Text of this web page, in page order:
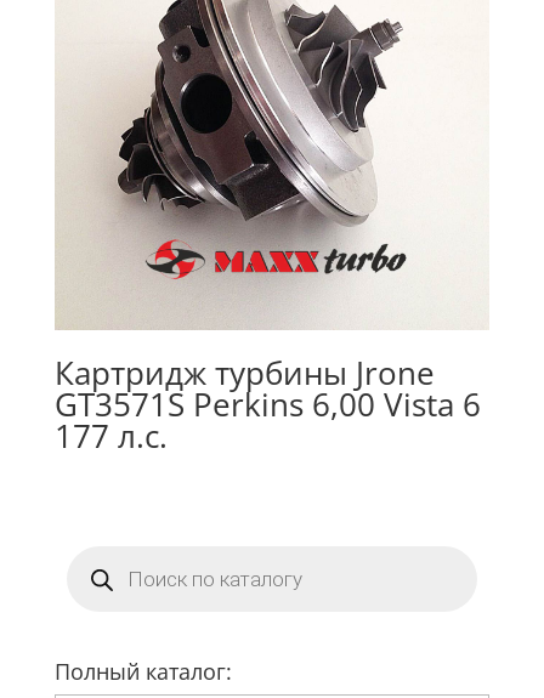
Картридж турбины Jrone
GT3571S Perkins 6,00 Vista 6
177 л.с.
товаров
Полный каталог: